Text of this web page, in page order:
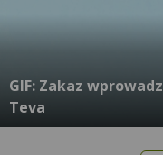
GIF: Zakaz
Teva